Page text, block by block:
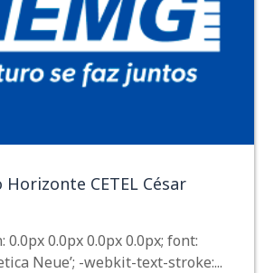
Horizonte CETEL César
0.0px 0.0px 0.0px 0.0px; font:
Neue’; -webkit-text-stroke:...